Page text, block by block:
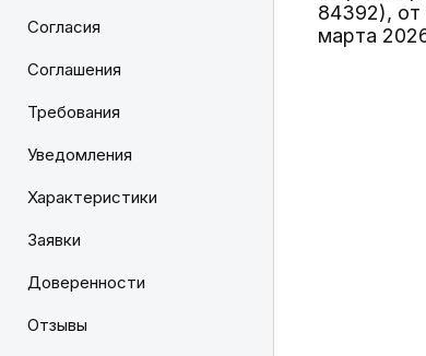
Согласия
Соглашения
Требования
Уведомления
Характеристики
Заявки
Доверенности
Отзывы
84392), от
марта